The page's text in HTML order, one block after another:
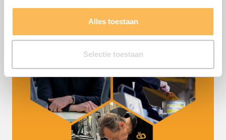
Alles toestaan
Selectie toestaan